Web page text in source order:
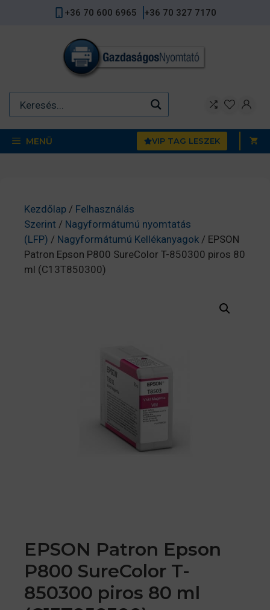
+36 70 600 6965 +36 70 327 7170
MENÜ VIP TAG LESZEK
Kezdőlap / Felhasználás
Szerint / Nagyformátumú nyomtatás
(LFP) / Nagyformátumú Kellékanyagok / EPSON
Patron Epson P800 SureColor T-850300 piros 80
ml (C13T850300)
EPSON Patron Epson
P800 SureColor T-
850300 piros 80 ml